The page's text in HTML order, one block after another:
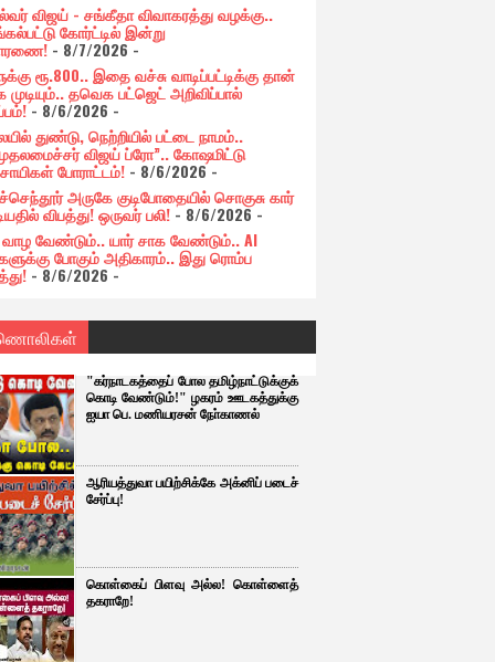
விஜய் - சங்கீதா விவாகரத்து வழக்கு..
கோர்ட்டில் இன்று
- 8/7/2026-
ரூ.800.. இதை வச்சு வாடிப்பட்டிக்கு தான்
தவெக பட்ஜெட் அறிவிப்பால்
- 8/6/2026 -
துண்டு, நெற்றியில் பட்டை நாமம்..
விஜய் ப்ரோ”.. கோஷமிட்டு
போராட்டம்! - 8/6/2026-
அருகே குடிபோதையில் சொகுசு கார்
விபத்து! ஒருவர் பலி! - 8/6/2026-
வாழ வேண்டும்.. யார் சாக வேண்டும்.. AI
போகும் அதிகாரம்.. இது ரொம்ப
- 8/6/2026 -
"கர்நாடகத்தைப் போல தமிழ்நாட்டுக்குக்
கொடி வேண்டும்!" ழகரம் ஊடகத்துக்கு
ஐயா பெ. மணியரசன் நோ்காணல்
ஆரியத்துவா பயிற்சிக்கே அக்னிப் படைச்
சேர்ப்பு!
கொள்கைப் பிளவு அல்ல! கொள்ளைத்
தகராறே!